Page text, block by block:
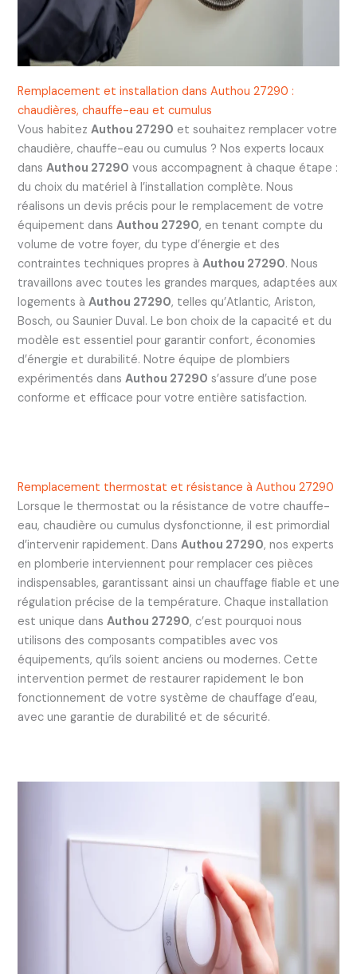
Remplacement et installation dans Authou 27290 :
chaudières, chauffe-eau et cumulus
Vous habitez Authou 27290 et souhaitez remplacer votre
chaudière, chauffe-eau ou cumulus ? Nos experts locaux
dans Authou 27290 vous accompagnent à chaque étape :
du choix du matériel à l’installation complète. Nous
réalisons un devis précis pour le remplacement de votre
équipement dans Authou 27290, en tenant compte du
volume de votre foyer, du type d’énergie et des
contraintes techniques propres à Authou 27290. Nous
travaillons avec toutes les grandes marques, adaptées aux
logements à Authou 27290, telles qu’Atlantic, Ariston,
Bosch, ou Saunier Duval. Le bon choix de la capacité et du
modèle est essentiel pour garantir confort, économies
d’énergie et durabilité. Notre équipe de plombiers
expérimentés dans Authou 27290 s’assure d’une pose
conforme et efficace pour votre entière satisfaction.
Remplacement thermostat et résistance à Authou 27290
Lorsque le thermostat ou la résistance de votre chauffe-
eau, chaudière ou cumulus dysfonctionne, il est primordial
d’intervenir rapidement. Dans Authou 27290, nos experts
en plomberie interviennent pour remplacer ces pièces
indispensables, garantissant ainsi un chauffage fiable et une
régulation précise de la température. Chaque installation
est unique dans Authou 27290, c’est pourquoi nous
utilisons des composants compatibles avec vos
équipements, qu’ils soient anciens ou modernes. Cette
intervention permet de restaurer rapidement le bon
fonctionnement de votre système de chauffage d’eau,
avec une garantie de durabilité et de sécurité.